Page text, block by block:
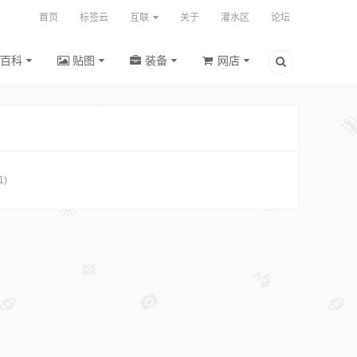
首页 标签云 互联 关于 灌水区 论坛
百科 贴图 装备 网店